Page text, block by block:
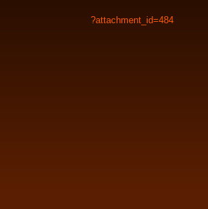
?attachment_id=484